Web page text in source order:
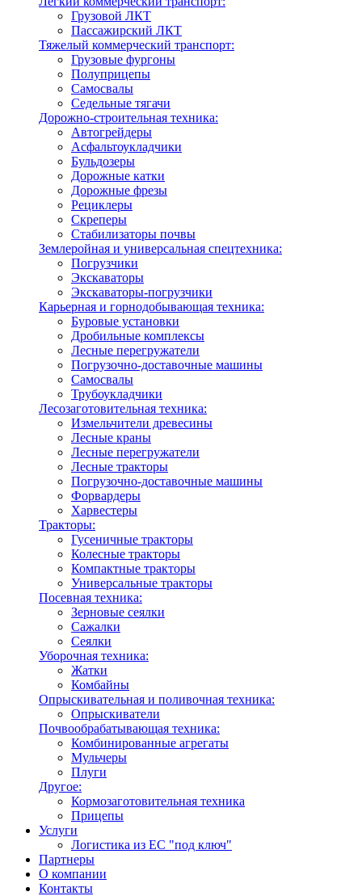
Грузовой ЛКТ
Пассажирский ЛКТ
Тяжелый коммерческий транспорт:
Грузовые фургоны
Полуприцепы
Самосвалы
Седельные тягачи
Дорожно-строительная техника:
Автогрейдеры
Асфальтоукладчики
Бульдозеры
Дорожные катки
Дорожные фрезы
Рециклеры
Скреперы
Стабилизаторы почвы
Землеройная и универсальная спецтехника:
Погрузчики
Экскаваторы
Экскаваторы-погрузчики
Карьерная и горнодобывающая техника:
Буровые установки
Дробильные комплексы
Лесные перегружатели
Погрузочно-доставочные машины
Самосвалы
Трубоукладчики
Лесозаготовительная техника:
Измельчители древесины
Лесные краны
Лесные перегружатели
Лесные тракторы
Погрузочно-доставочные машины
Форвардеры
Харвестеры
Тракторы:
Гусеничные тракторы
Колесные тракторы
Компактные тракторы
Универсальные тракторы
Посевная техника:
Зерновые сеялки
Сажалки
Сеялки
Уборочная техника:
Жатки
Комбайны
Опрыскивательная и поливочная техника:
Опрыскиватели
Почвообрабатывающая техника:
Комбинированные агрегаты
Мульчеры
Плуги
Другое:
Кормозаготовительная техника
Прицепы
Услуги
Логистика из ЕС "под ключ"
Партнеры
О компании
Контакты